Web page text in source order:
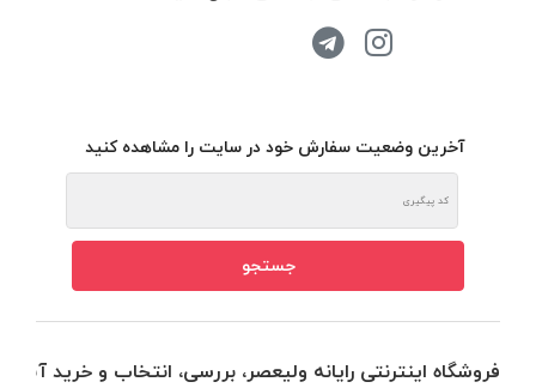
آخرین وضعیت سفارش خود در سایت را مشاهده کنید
فروشگاه اینترنتی رایانه ولیعصر، بررسی، انتخاب و خرید